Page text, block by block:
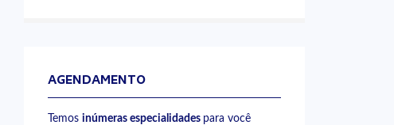
AGENDAMENTO
Temos inúmeras especialidades para você